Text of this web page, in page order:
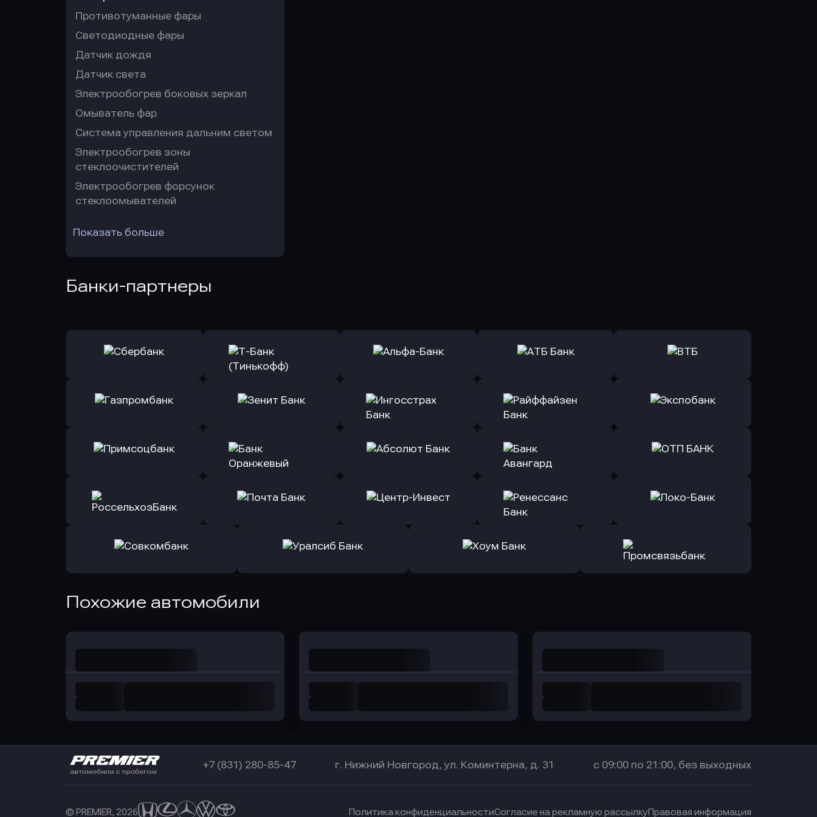
Противотуманные фары
Светодиодные фары
Датчик дождя
Датчик света
Электрообогрев боковых зеркал
Омыватель фар
Система управления дальним светом
Электрообогрев зоны
стеклоочистителей
Электрообогрев форсунок
стеклоомывателей
Показать больше
Банки-партнеры
Оправить заявку
Оправить заявку
Оправить заявку
в Альфа-Банк
Оправить заявку
в АТБ Банк
Оправить заявку
Оправить заявку
Оправить заявку
в Зенит Банк
Оправить заявку
Оправить заявку
в Райффайзен Банк
Оправить заявку
Оправить заявку
в Примсоцбанк
Оправить заявку
Оправить заявку
Оправить заявку
в Банк Авангард
Оправить заявку
Оправить заявку
Оправить заявку
Оправить заявку
в Локо-Банк
в Совкомбанк
Похожие автомобили
+7 (831) 280-85-47 г. Нижний Новгород, ул. Коминтерна, д. 31 с 09:00 по 21:00, без выходных
© PREMIER, 2026 Политика конфиденциальностиСогласие на рекламную рассылкуПравовая информация